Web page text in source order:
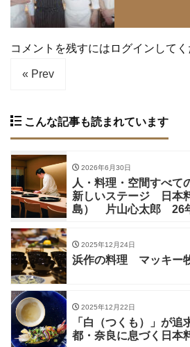
コメントを残すにはログインしてく
« Prev
こんな記事も読まれています
2026年6月30日
人・料理・空間すべて
新しいステージ 日本
島） 片山心太郎 26
2025年12月24日
浜作の料理 マッキー
2025年12月22日
「白（つくも）」が
都・奈良に息づく日本